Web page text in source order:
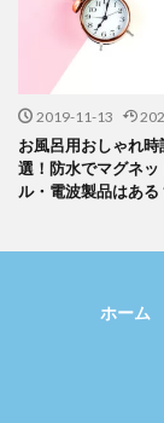
2019-11-13
お風呂用おしゃれ
選！防水でマグネッ
ル・電波製品はある
ホーム